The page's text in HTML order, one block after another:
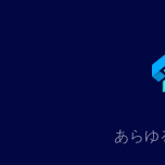
あらゆ